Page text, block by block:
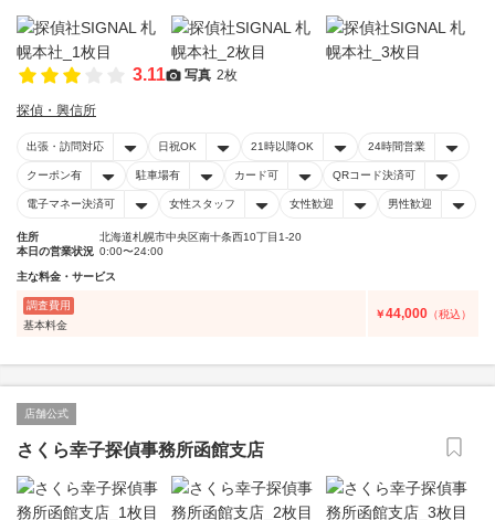
3.11 写真 2枚
探偵・興信所
出張・訪問対応 日祝OK 21時以降OK 24時間営業
クーポン有 駐車場有 カード可 QRコード決済可
電子マネー決済可 女性スタッフ 女性歓迎 男性歓迎
住所
北海道札幌市中央区南十条西10丁目1-20
本日の営業状況 0:00〜24:00
主な料金・サービス
調査費用
基本料金
￥44,000 （税込）
店舗公式
さくら幸子探偵事務所函館支店